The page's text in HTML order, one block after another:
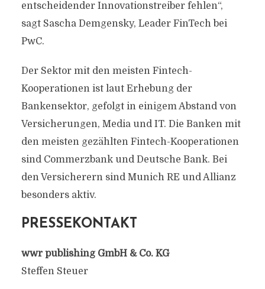
entscheidender Innovationstreiber fehlen“,
sagt Sascha Demgensky, Leader FinTech bei
PwC.
Der Sektor mit den meisten Fintech-
Kooperationen ist laut Erhebung der
Bankensektor, gefolgt in einigem Abstand von
Versicherungen, Media und IT. Die Banken mit
den meisten gezählten Fintech-Kooperationen
sind Commerzbank und Deutsche Bank. Bei
den Versicherern sind Munich RE und Allianz
besonders aktiv.
PRESSEKONTAKT
wwr publishing GmbH & Co. KG
Steffen Steuer